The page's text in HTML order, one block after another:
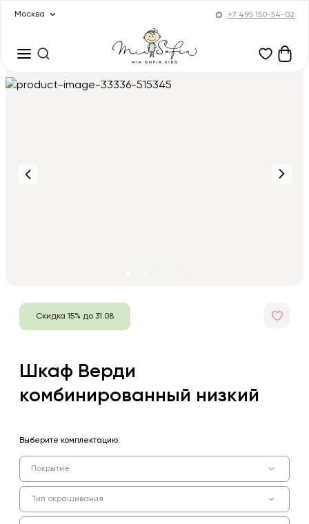
Москва +7 495 150-54-02
Скидка 15% до 31.08
Шкаф Верди
комбинированный низкий
Выберите комплектацию:
Покрытие
Тип окрашивания